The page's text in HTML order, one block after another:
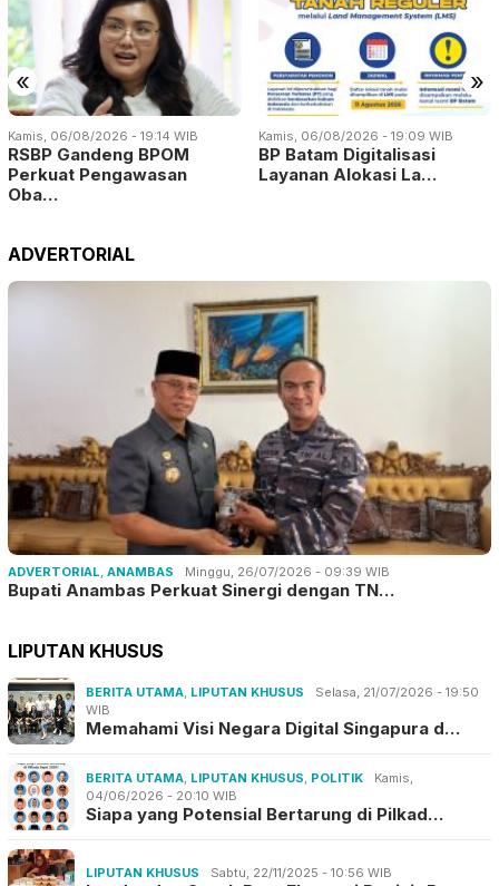
« »
Kamis, 06/08/2026 - 19:14 WIB
RSBP Gandeng BPOM
Perkuat Pengawasan
Oba…
Kamis, 06/08/2026 - 19:09 WIB
BP Batam Digitalisasi
Layanan Alokasi La…
ADVERTORIAL
ADVERTORIAL, ANAMBAS Minggu, 26/07/2026 - 09:39 WIB
Bupati Anambas Perkuat Sinergi dengan TN…
LIPUTAN KHUSUS
BERITA UTAMA, LIPUTAN KHUSUS
Selasa, 21/07/2026 - 19:50
WIB
Memahami Visi Negara Digital Singapura d…
BERITA UTAMA, LIPUTAN KHUSUS, POLITIK
Kamis,
04/06/2026 - 20:10 WIB
Siapa yang Potensial Bertarung di Pilkad…
LIPUTAN KHUSUS Sabtu, 22/11/2025 - 10:56 WIB